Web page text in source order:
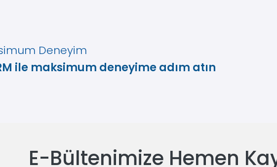
Deneyim
ile maksimum deneyime adım atın
E-Bültenimize Hemen